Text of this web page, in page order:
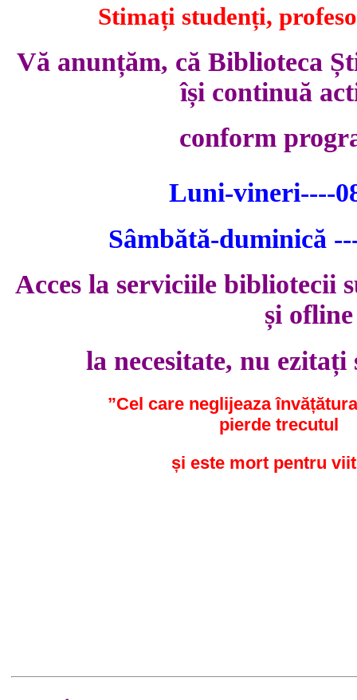
Stimați studenți,
Vă anunțăm, că Biblioteca
își continuă
conform
Luni-vineri----
Sâmbătă-duminică
Acces la serviciile bibliotecii
și ofline
la necesitate, nu ezitați
”Cel care neglijeaza
pierde trecutul
și este mort pentru